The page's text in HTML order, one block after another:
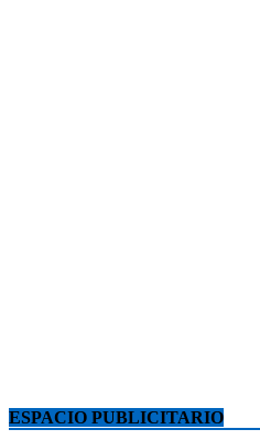
ESPACIO PUBLICITARIO